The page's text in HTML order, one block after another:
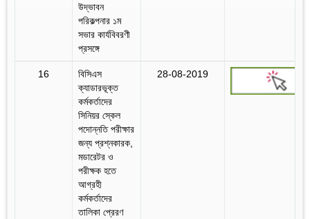
উদ্ভাবন
পরিকল্পনার ১ম
সভার কার্যবিবরণী
প্রসঙ্গে
16
বিসিএস
ক্যাডারভূক্ত
কর্মকর্তাদের
সিনিয়র স্কেল
পদোন্নতি পরীক্ষার
জন্য প্রশ্নকারক,
মডারেটর ও
পরীক্ষক হতে
আগ্রহী
কর্মকর্তাদের
তালিকা প্রেরণ
28-08-2019